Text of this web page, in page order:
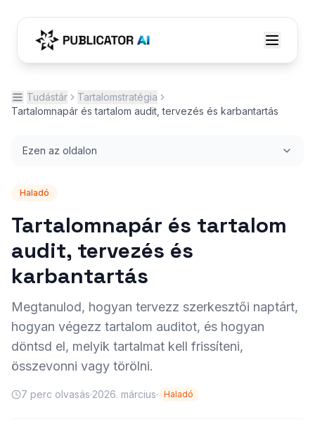
Tudástár
Tartalomstratégia
Tartalomnapár és tartalom audit, tervezés és karbantartás
Ezen az oldalon
Haladó
Tartalomnapár és tartalom
audit, tervezés és
karbantartás
Megtanulod, hogyan tervezz szerkesztői naptárt,
hogyan végezz tartalom auditot, és hogyan
döntsd el, melyik tartalmat kell frissíteni,
összevonni vagy törölni.
7 perc olvasás·2026. március· Haladó